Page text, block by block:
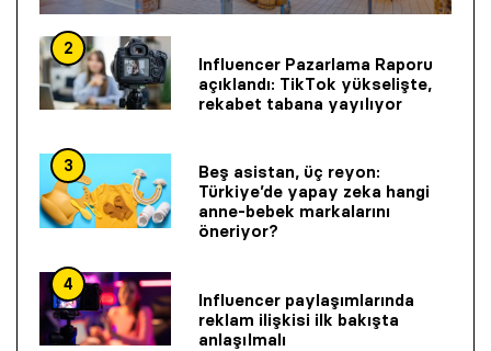
2
Influencer Pazarlama Raporu
açıklandı: TikTok yükselişte,
rekabet tabana yayılıyor
3
Beş asistan, üç reyon:
Türkiye’de yapay zeka hangi
anne-bebek markalarını
öneriyor?
4
Influencer paylaşımlarında
reklam ilişkisi ilk bakışta
anlaşılmalı